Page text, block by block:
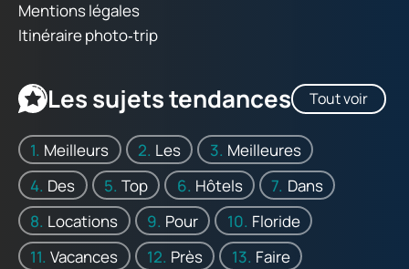
Mentions légales
Itinéraire photo‑trip
Les sujets tendances Tout voir
Meilleurs Les
Meilleures
Des
Top Hôtels
Dans
Locations
Pour
Floride
Vacances
Près Faire